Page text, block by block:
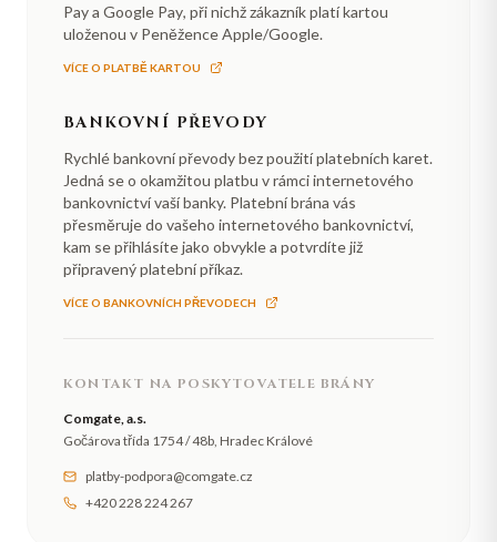
Pay a Google Pay, při nichž zákazník platí kartou
uloženou v Peněžence Apple/Google.
VÍCE O PLATBĚ KARTOU
BANKOVNÍ PŘEVODY
Rychlé bankovní převody bez použití platebních karet.
Jedná se o okamžitou platbu v rámci internetového
bankovnictví vaší banky. Platební brána vás
přesměruje do vašeho internetového bankovnictví,
kam se přihlásíte jako obvykle a potvrdíte již
připravený platební příkaz.
VÍCE O BANKOVNÍCH PŘEVODECH
KONTAKT NA POSKYTOVATELE BRÁNY
Comgate, a.s.
Gočárova třída 1754 / 48b, Hradec Králové
platby-podpora@comgate.cz
+420 228 224 267